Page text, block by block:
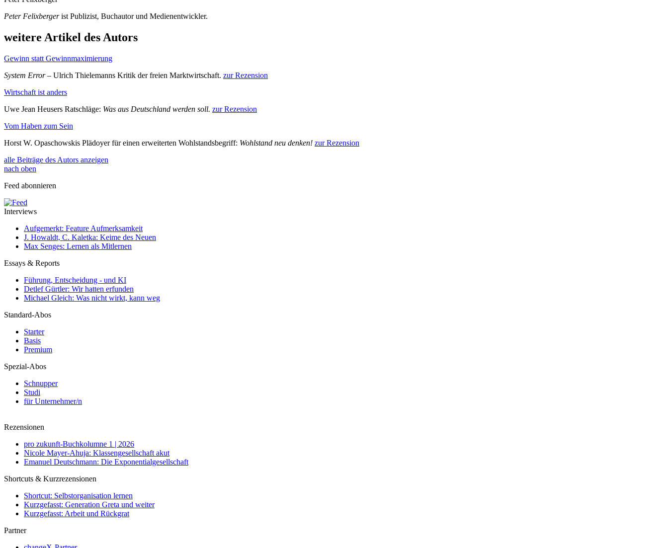
Peter Felixbergerist Publizist, Buchautor und Medienentwickler.
weitere Artikel des Autors
Gewinn statt Gewinnmaximierung
System Error– Ulrich Thielemanns Kritik der freien Marktwirtschaft. zur Rezension
Wirtschaft ist anders
Uwe Jean Heusers Ratschläge: Was aus Deutschland werden soll. zur Rezension
Vom Haben zum Sein
Horst W. Opaschowskis Plädoyer für einen erweiterten Wohlstandsbegriff: Wohlstand neu denken! zur Rezension
alle Beiträge des Autors anzeigen
nach oben
Feed abonnieren
Interviews
Aufgemerkt: Feature Aufmerksamkeit
J. Howaldt, C. Kaletka: Keime des Neuen
Max Senges: Lernen als Mitlernen
Essays & Reports
Führung, Entscheidung - und KI
Detlef Gürtler: Wir hatten erfunden
Michael Gleich: Was nicht wirkt, kann weg
Standard-Abos
Starter
Basis
Premium
Spezial-Abos
Schnupper
Studi
für Unternehmer/n
Rezensionen
pro zukunft-Buchkolumne 1 | 2026
Nicole Mayer-Ahuja: Klassengesellschaft akut
Emanuel Deutschmann: Die Exponentialgesellschaft
Shortcuts & Kurzrezensionen
Shortcut: Selbstorganisation lernen
Kurzgefasst: Generation Greta und weiter
Kurzgefasst: Arbeit und Rückgrat
Partner